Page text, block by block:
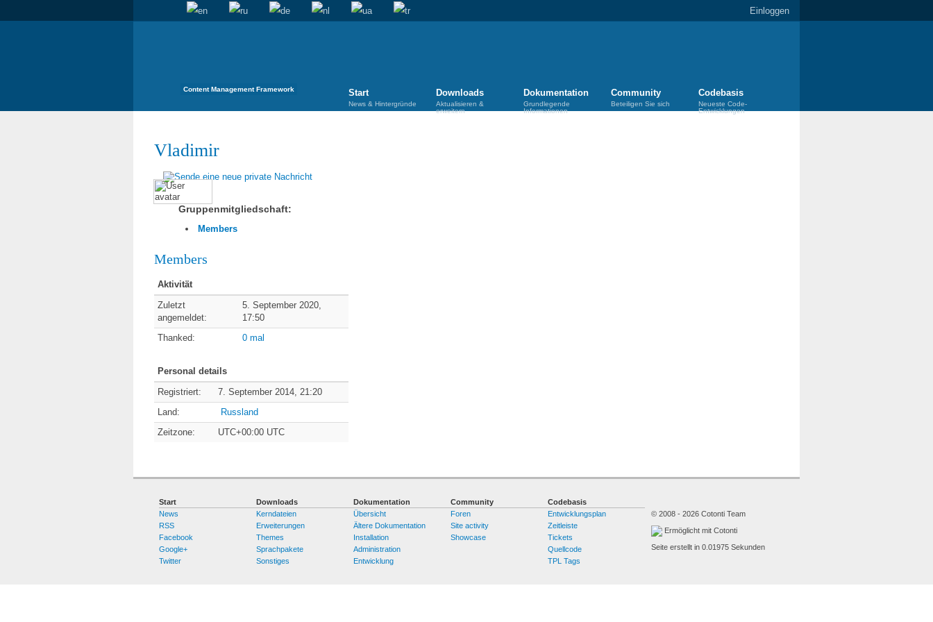
Einloggen
Content Management Framework Start
News & Hintergründe
Downloads
Aktualisieren &
erweitern
Dokumentation
Grundlegende
Informationen
Community
Beteiligen Sie sich
Codebasis
Neueste Code-
Entwicklungen
Vladimir
Gruppenmitgliedschaft:
Members
Members
Aktivität
Zuletzt
angemeldet:
5. September 2020,
17:50
Thanked:
0 mal
Personal details
Registriert:
7. September 2014, 21:20
Land:
Russland
Zeitzone:
UTC+00:00 UTC
Start
News
RSS
Facebook
Google+
Twitter
Downloads
Kerndateien
Erweiterungen
Themes
Sprachpakete
Sonstiges
Dokumentation
Übersicht
Ältere Dokumentation
Installation
Administration
Entwicklung
Community
Foren
Site activity
Showcase
Codebasis
Entwicklungsplan
Zeitleiste
Tickets
Quellcode
TPL Tags
© 2008 - 2026 Cotonti Team
Ermöglicht mit Cotonti
Seite erstellt in 0.01975 Sekunden